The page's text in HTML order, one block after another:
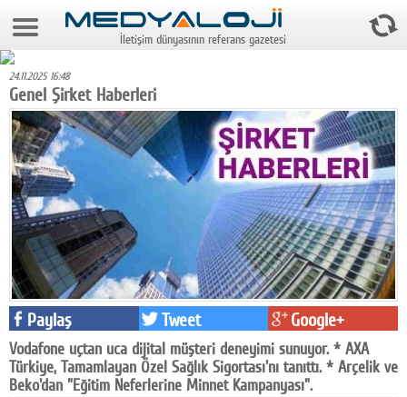
8 Ağustos 2026 13:22:31
Foto Galeri
Video Galeri
Gazeteler
Medya
Reyting-tiraj
Teknoloji
Televizyon
Dünya
Pr
İletişim dünyasının referans gazetesi
24.11.2025 16:48
Genel Şirket Haberleri
Paylaş Tweet Google+
Vodafone uçtan uca dijital müşteri deneyimi sunuyor. * AXA
Türkiye, Tamamlayan Özel Sağlık Sigortası'nı tanıttı. * Arçelik ve
Beko'dan "Eğitim Neferlerine Minnet Kampanyası".